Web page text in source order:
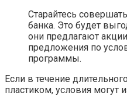
Старайтесь
банка. Это будет
они предлагают
предложения по
программы.
Если в течение
пластиком, условия могут